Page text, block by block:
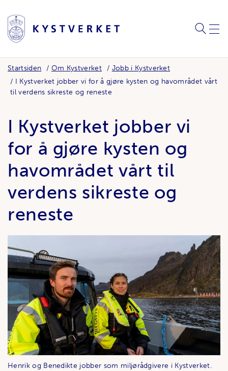
SØK
Startsiden Om Kystverket
Jobb i Kystverket
I Kystverket jobber vi for å gjøre kysten og havområdet vårt
til verdens sikreste og reneste
I Kystverket jobber vi
for å gjøre kysten og
havområdet vårt til
verdens sikreste og
reneste
Henrik og Benedikte jobber som miljørådgivere i Kystverket.